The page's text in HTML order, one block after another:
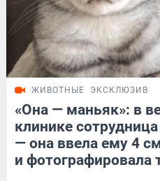
ЖИВОТНЫЕ ЭКСКЛЮЗИВ
«Она — маньяк»: в
клинике
— она ввела ему 4
и фотографировала